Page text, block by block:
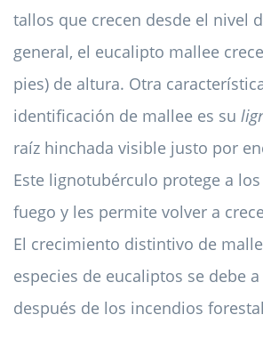
tallos que crecen desde el nivel
general, el eucalipto mallee
pies) de altura. Otra
identificación de mallee es su
raíz hinchada visible justo por
Este lignotubérculo protege a
fuego y les permite volver a
El crecimiento distintivo de
especies de eucaliptos se debe
después de los incendios